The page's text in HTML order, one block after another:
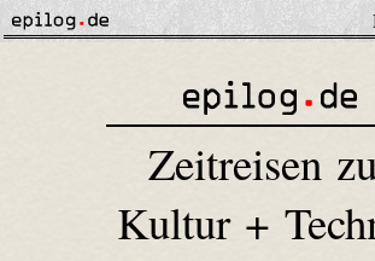
Zeitreisen
Kultur +